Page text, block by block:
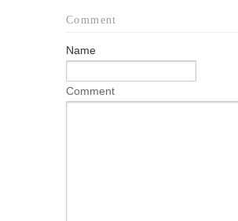
Comment
Name
Comment